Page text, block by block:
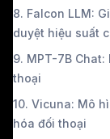
8. Falcon LLM:
duyệt hiệu suất
9. MPT-7B
thoại
10. Vicuna: Mô
hóa đối thoại